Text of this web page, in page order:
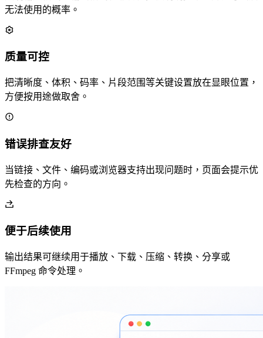
无法使用的概率。
质量可控
把清晰度、体积、码率、片段范围等关键设置放在显眼位置，
方便按用途做取舍。
错误排查友好
当链接、文件、编码或浏览器支持出现问题时，页面会提示优
先检查的方向。
便于后续使用
输出结果可继续用于播放、下载、压缩、转换、分享或
FFmpeg 命令处理。